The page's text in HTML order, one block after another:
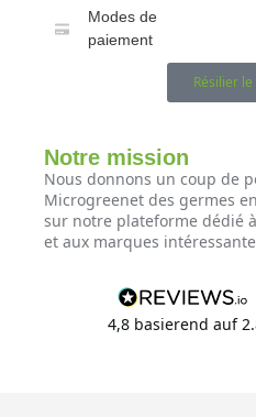
Modes de
paiement
Résilier
Notre mission
Nous donnons un coup de
Microgreenet des germes
sur notre plateforme dédié
et aux marques
4,8 basierend auf